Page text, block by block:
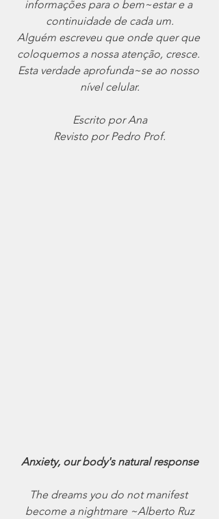
informações para o bem~estar e a
continuidade de cada um.
Alguém escreveu que onde quer que
coloquemos a nossa atenção, cresce.
Esta verdade aprofunda~se ao nosso
nível celular.
Escrito por Ana
Revisto por Pedro Prof.
Anxiety, our body's natural response
The dreams you do not manifest
become a nightmare ~Alberto Ruz